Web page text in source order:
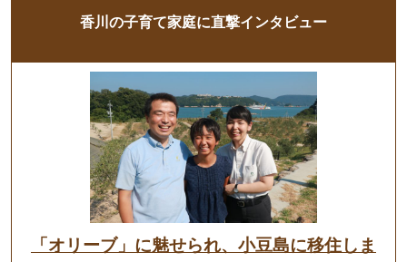
香川の子育て家庭に直撃インタビュー
「オリーブ」に魅せられ、小豆島に移住しま